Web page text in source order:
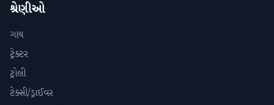
શ્રેણીઓ
ગાય
ટ્રેક્ટર
ટ્રોલી
ટેક્સી/ડ્રાઈવર